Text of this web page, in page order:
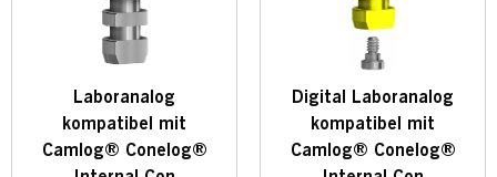
Laboranalog
kompatibel mit
Camlog® Conelog®
Digital Laboranalog
kompatibel mit
Camlog® Conelog®